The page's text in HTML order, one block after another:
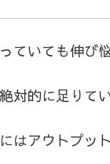
ていても伸び
的に足りて
アウトプッ